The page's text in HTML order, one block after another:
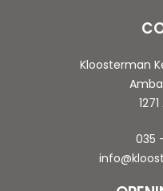
Kloosterman
035